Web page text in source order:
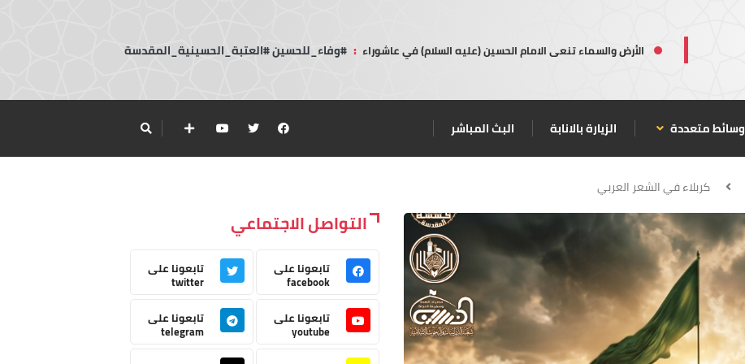
الأرض والسماء تنعى الامام الحسين (عليه السلام) في عاشوراء : #وفاء_للحسين #العتبة_الحسينية_المقدسة
وسائط متعددة الزيارة بالانابة البث المباشر
كربلاء في الشعر العربي
التواصل الاجتماعي
تابعونا على
facebook
تابعونا على
twitter
تابعونا على
youtube
تابعونا على
telegram